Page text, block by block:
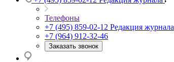
Телефоны
+7 (495) 859-02-12 Редакция журнала
+7 (964) 912-32-46
Заказать звонок